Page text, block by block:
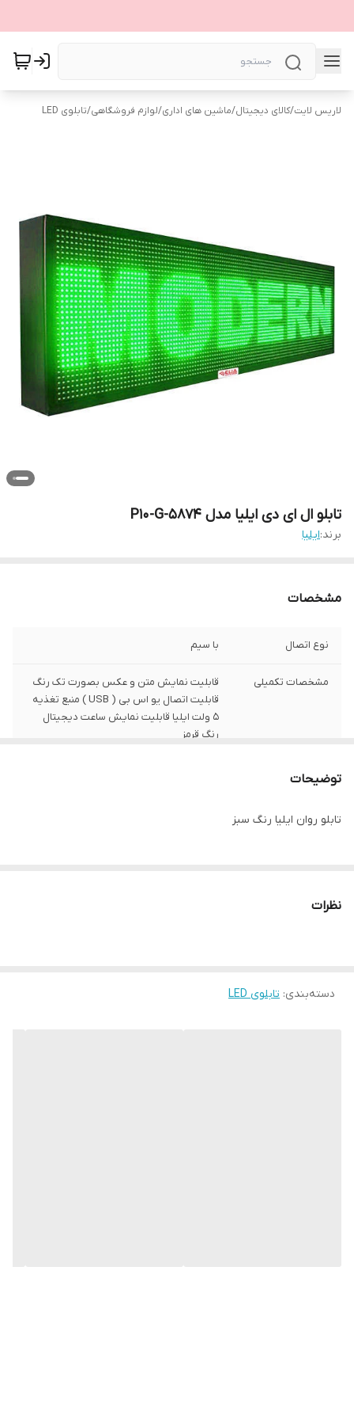
لاریس لایت/کالای دیجیتال/ماشین های اداری/لوازم فروشگاهی/تابلوی LED
تابلو ال ای دی ایلیا مدل P10-G-5874
برند:ایلیا
مشخصات
نوع اتصال با سیم
مشخصات تکمیلی
قابلیت نمایش متن و عکس بصورت تک رنگ
قابلیت اتصال یو اس بی ( USB ) منبع تغذیه
5 ولت ایلیا قابلیت نمایش ساعت دیجیتال
رنگ قرمز
زبان
وزن
توضیحات
تابلو روان ایلیا رنگ سبز
نظرات
دسته‌بندی: تابلوی LED